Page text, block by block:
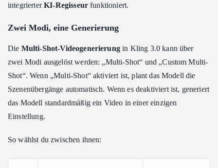
integrierterKI-Regisseur funktioniert.
Zwei Modi, eine Generierung
Die Multi-Shot-Videogenerierungin Kling 3.0 kann über
zwei Modi ausgelöst werden: „Multi-Shot“ und „Custom Multi-
Shot“. Wenn „Multi-Shot“ aktiviert ist, plant das Modell die
Szenenübergänge automatisch. Wenn es deaktiviert ist, generiert
das Modell standardmäßig ein Video in einer einzigen
Einstellung.
So wählst du zwischen ihnen: